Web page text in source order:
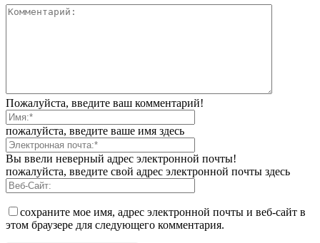
Пожалуйста, введите ваш комментарий!
пожалуйста, введите ваше имя здесь
Вы ввели неверный адрес электронной почты!
пожалуйста, введите свой адрес электронной почты здесь
сохраните мое имя, адрес электронной почты и веб-сайт в
этом браузере для следующего комментария.